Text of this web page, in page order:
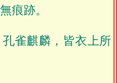
痕跡。
雀麒麟，皆衣上所